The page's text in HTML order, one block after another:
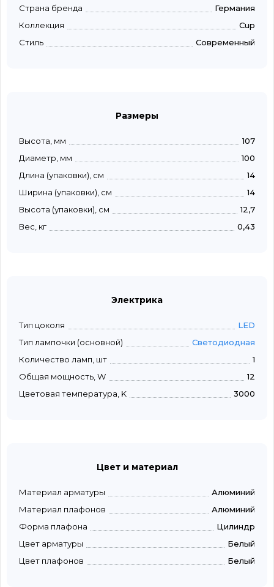
Страна бренда
Германия
Коллекция
Cup
Стиль
Современный
Размеры
Высота, мм
107
Диаметр, мм
100
Длина (упаковки), см
14
Ширина (упаковки), см
14
Высота (упаковки), см
12,7
Вес, кг
0,43
Электрика
Тип цоколя
LED
Тип лампочки (основной)
Светодиодная
Количество ламп, шт
1
Общая мощность, W
12
Цветовая температура, K
3000
Цвет и материал
Материал арматуры
Алюминий
Материал плафонов
Алюминий
Форма плафона
Цилиндр
Цвет арматуры
Белый
Цвет плафонов
Белый